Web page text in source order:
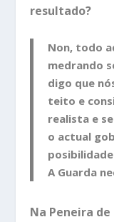
resultado?
Non, todo
medrando
digo que
teito e
realista e
o actual
A Guarda
Na Peneira